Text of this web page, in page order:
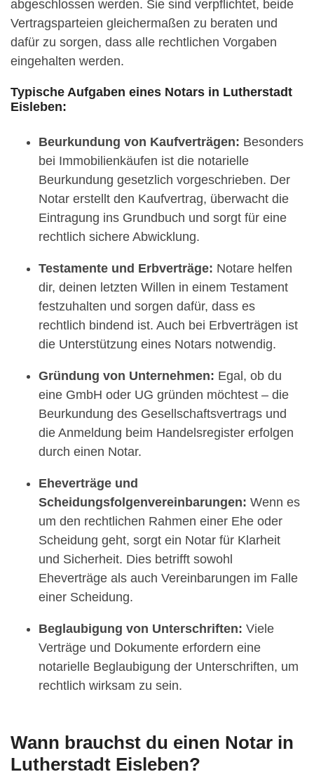
abgeschlossen werden. Sie sind verpflichtet, beide
Vertragsparteien gleichermaßen zu beraten und
dafür zu sorgen, dass alle rechtlichen Vorgaben
eingehalten werden.
Typische Aufgaben eines Notars in Lutherstadt
Eisleben:
Beurkundung von Kaufverträgen: Besonders
bei Immobilienkäufen ist die notarielle
Beurkundung gesetzlich vorgeschrieben. Der
Notar erstellt den Kaufvertrag, überwacht die
Eintragung ins Grundbuch und sorgt für eine
rechtlich sichere Abwicklung.
Testamente und Erbverträge: Notare helfen
dir, deinen letzten Willen in einem Testament
festzuhalten und sorgen dafür, dass es
rechtlich bindend ist. Auch bei Erbverträgen ist
die Unterstützung eines Notars notwendig.
Gründung von Unternehmen: Egal, ob du
eine GmbH oder UG gründen möchtest – die
Beurkundung des Gesellschaftsvertrags und
die Anmeldung beim Handelsregister erfolgen
durch einen Notar.
Eheverträge und
Scheidungsfolgenvereinbarungen: Wenn es
um den rechtlichen Rahmen einer Ehe oder
Scheidung geht, sorgt ein Notar für Klarheit
und Sicherheit. Dies betrifft sowohl
Eheverträge als auch Vereinbarungen im Falle
einer Scheidung.
Beglaubigung von Unterschriften: Viele
Verträge und Dokumente erfordern eine
notarielle Beglaubigung der Unterschriften, um
rechtlich wirksam zu sein.
Wann brauchst du einen Notar in
Lutherstadt Eisleben?